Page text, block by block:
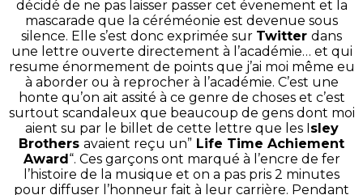
décidé de ne pas laisser passer cet évenement et la
mascarade que la céréméonie est devenue sous
silence. Elle s’est donc exprimée sur Twitter dans
une lettre ouverte directement à l’académie… et qui
resume énormement de points que j’ai moi même eu
à aborder ou à reprocher à l’académie. C’est une
honte qu’on ait assité à ce genre de choses et c’est
surtout scandaleux que beaucoup de gens dont moi
aient su par le billet de cette lettre que les Isley
Brothers avaient reçu un” Life Time Achiement
Award“. Ces garçons ont marqué à l’encre de fer
l’histoire de la musique et on a pas pris 2 minutes
pour diffuser l’honneur fait à leur carrière. Pendant